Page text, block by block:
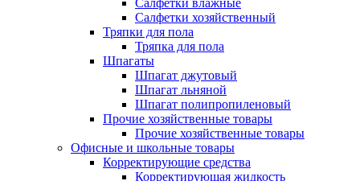
Салфетки влажные
Салфетки хозяйственный
Тряпки для пола
Тряпка для пола
Шпагаты
Шпагат джутовый
Шпагат льняной
Шпагат полипропиленовый
Прочие хозяйственные товары
Прочие хозяйственные товары
Офисные и школьные товары
Корректирующие средства
Корректирующая жидкость